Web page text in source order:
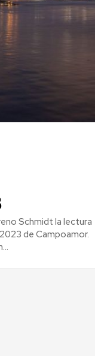
Schmidt la lectura
de Campoamor.